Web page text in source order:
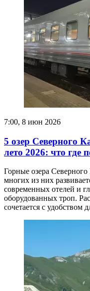
7:00, 8 июн 2026
5 озер Северного
лето 2026: что где
Горные озера
многих из них
современных отелей и
оборудованных троп.
сочетается с удобством